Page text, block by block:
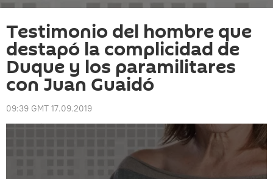
Testimonio del hombre que
destapó la complicidad de
Duque y los paramilitares
con Juan Guaidó
09:39 GMT 17.09.2019